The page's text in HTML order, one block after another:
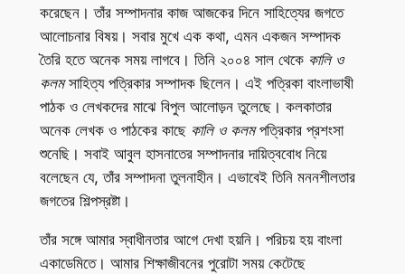
করেছেন। তাঁর সম্পাদনার কাজ আজকের দিনে সাহিত্যের জগতে
আলোচনার বিষয়। সবার মুখে এক কথা, এমন একজন সম্পাদক
তৈরি হতে অনেক সময় লাগবে। তিনি ২০০৪ সাল থেকে কালি ও
কলমসাহিত্য পত্রিকার সম্পাদক ছিলেন। এই পত্রিকা বাংলাভাষী
পাঠক ও লেখকদের মাঝে বিপুল আলোড়ন তুলেছে। কলকাতার
অনেক লেখক ও পাঠকের কাছে কালি ও কলমপত্রিকার প্রশংসা
শুনেছি। সবাই আবুল হাসনাতের সম্পাদনার দায়িত্ববোধ নিয়ে
বলেছেন যে, তাঁর সম্পাদনা তুলনাহীন। এভাবেই তিনি মননশীলতার
জগতের শিল্পস্রষ্টা।
তাঁর সঙ্গে আমার স্বাধীনতার আগে দেখা হয়নি। পরিচয় হয় বাংলা
একাডেমিতে। আমার শিক্ষাজীবনের পুরোটা সময় কেটেছে